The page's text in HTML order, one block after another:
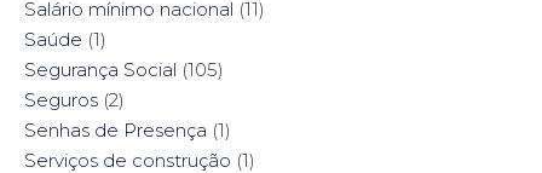
Salário mínimo nacional (11)
Saúde (1)
Segurança Social (105)
Seguros (2)
Senhas de Presença (1)
Serviços de construção (1)